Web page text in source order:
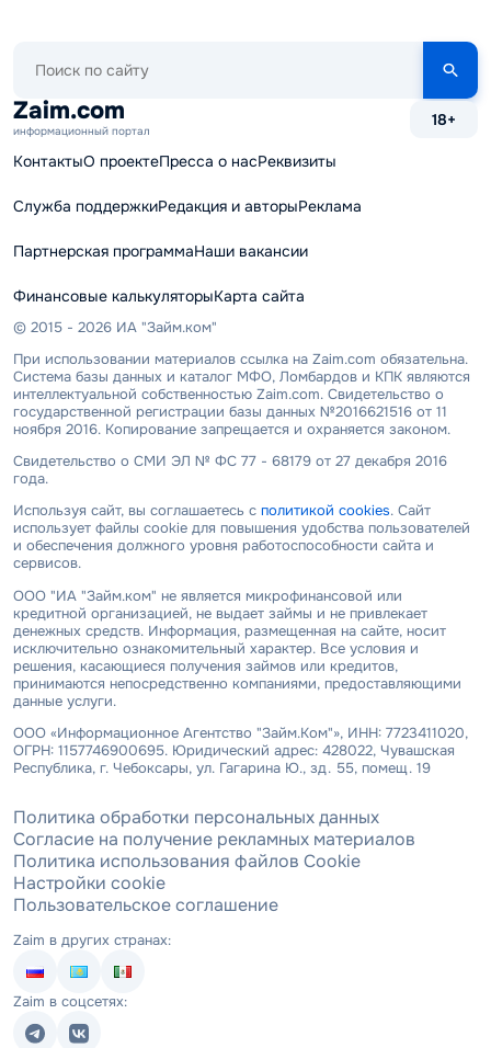
сайту
Zaim.com
информационный портал
18+
КонтактыО проектеПресса о насРеквизиты
Служба поддержкиРедакция и авторыРеклама
Партнерская программаНаши вакансии
Финансовые калькуляторыКарта сайта
© 2015 - 2026 ИА "Займ.ком"
При использовании материалов ссылка на Zaim.com обязательна.
Система базы данных и каталог МФО, Ломбардов и КПК являются
интеллектуальной собственностью Zaim.com. Свидетельство о
государственной регистрации базы данных №2016621516 от 11
ноября 2016. Копирование запрещается и охраняется законом.
Свидетельство о СМИ ЭЛ № ФС 77 - 68179 от 27 декабря 2016
года.
Используя сайт, вы соглашаетесь с политикой cookies. Сайт
использует файлы cookie для повышения удобства пользователей
и обеспечения должного уровня работоспособности сайта и
сервисов.
ООО "ИА "Займ.ком" не является микрофинансовой или
кредитной организацией, не выдает займы и не привлекает
денежных средств. Информация, размещенная на сайте, носит
исключительно ознакомительный характер. Все условия и
решения, касающиеся получения займов или кредитов,
принимаются непосредственно компаниями, предоставляющими
данные услуги.
ООО «Информационное Агентство "Займ.Ком"», ИНН: 7723411020,
ОГРН: 1157746900695. Юридический адрес: 428022, Чувашская
Республика, г. Чебоксары, ул. Гагарина Ю., зд. 55, помещ. 19
Политика обработки персональных данных
Согласие на получение рекламных материалов
Политика использования файлов Cookie
Настройки cookie
Пользовательское соглашение
Zaim в других странах:
Zaim в соцсетях: